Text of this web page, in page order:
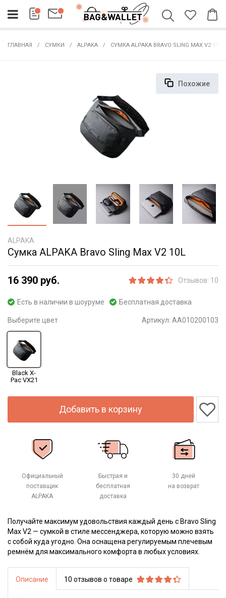
ГЛАВНАЯ СУМКИ ALPAKA СУМКА ALPAKA BRAVO SLING MAX V2 10L
Похожие
ALPAKA
Сумка ALPAKA Bravo Sling Max V2 10L
16 390 руб. Отзывов: 10
Есть в наличии в шоуруме Бесплатная доставка
Выберите цвет Артикул: AA010200103
Black X-
Pac VX21
Добавить в корзину
Официальный
поставщик
ALPAKA
Быстрая и
бесплатная
доставка
30 дней
на возврат
Получайте максимум удовольствия каждый день с Bravo Sling
Max V2 — сумкой в стиле мессенджера, которую можно взять
с собой куда угодно. Она оснащена регулируемым плечевым
ремнём для максимального комфорта в любых условиях.
Описание 10 отзывов о товаре